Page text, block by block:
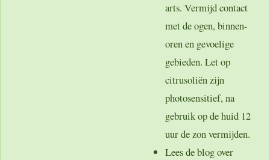
arts. Vermijd contact
met de ogen, binnen-
oren en gevoelige
gebieden. Let op
citrusoliën zijn
photosensitief, na
gebruik op de huid 12
uur de zon vermijden.
Lees de blog over